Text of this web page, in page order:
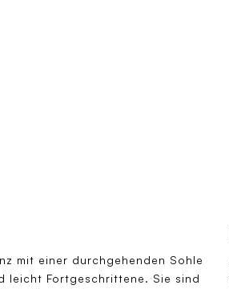
mit einer durchgehenden Sohle
leicht Fortgeschrittene. Sie sind